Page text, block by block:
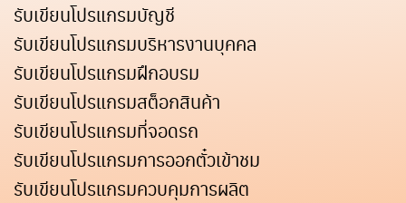
รับเขียนโปรแกรมบัญชี
รับเขียนโปรแกรมบริหารงานบุคคล
รับเขียนโปรแกรมฝึกอบรม
รับเขียนโปรแกรมสต็อกสินค้า
รับเขียนโปรแกรมที่จอดรถ
รับเขียนโปรแกรมการออกตั๋วเข้าชม
รับเขียนโปรแกรมควบคุมการผลิต